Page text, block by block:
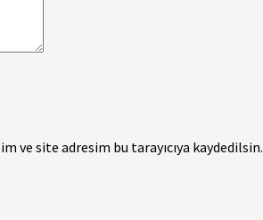
ve site adresim bu tarayıcıya kaydedilsin.